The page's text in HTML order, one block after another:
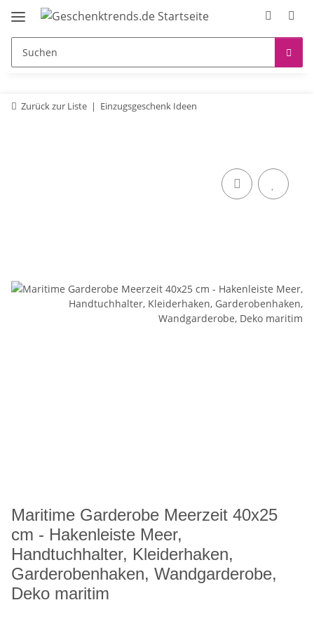
Zurück zur Liste Einzugsgeschenk Ideen
Maritime Garderobe Meerzeit 40x25
cm - Hakenleiste Meer,
Handtuchhalter, Kleiderhaken,
Garderobenhaken, Wandgarderobe,
Deko maritim